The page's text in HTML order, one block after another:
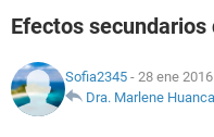
NUTRICIÓN
Efectos secundarios
Sofia2345 - 28 ene
Dra. Marlene